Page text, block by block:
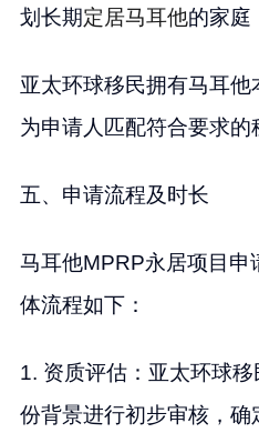
划长期定居马耳他的家庭
亚太环球移民拥有马耳
为申请人匹配符合要求的
五、申请流程及时长
马耳他MPRP永居项目申
体流程如下：
1. 资质评估：亚太环球
份背景进行初步审核，确